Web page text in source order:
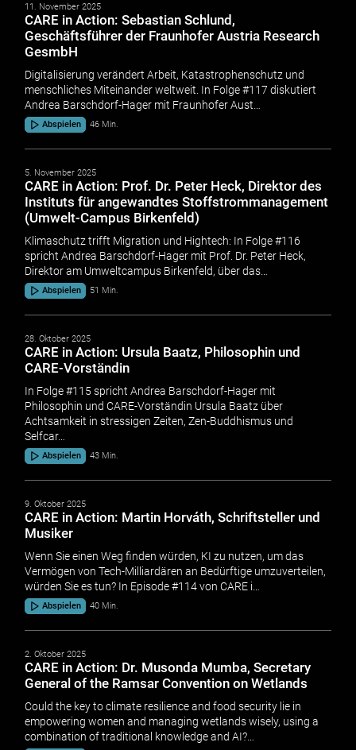
11. November 2025
CARE in Action: Sebastian Schlund,
Geschäftsführer der Fraunhofer Austria Research
GesmbH
Digitalisierung verändert Arbeit, Katastrophenschutz und
menschliches Miteinander weltweit. In Folge #117 diskutiert
Andrea Barschdorf-Hager mit Fraunhofer Aust…
Abspielen 46 Min.
5. November 2025
CARE in Action: Prof. Dr. Peter Heck, Direktor des
Instituts für angewandtes Stoffstrommanagement
(Umwelt-Campus Birkenfeld)
Klimaschutz trifft Migration und Hightech: In Folge #116
spricht Andrea Barschdorf-Hager mit Prof. Dr. Peter Heck,
Direktor am Umweltcampus Birkenfeld, über das…
Abspielen 51 Min.
28. Oktober 2025
CARE in Action: Ursula Baatz, Philosophin und
CARE-Vorständin
In Folge #115 spricht Andrea Barschdorf-Hager mit
Philosophin und CARE-Vorständin Ursula Baatz über
Achtsamkeit in stressigen Zeiten, Zen-Buddhismus und
Selfcar…
Abspielen 43 Min.
9. Oktober 2025
CARE in Action: Martin Horváth, Schriftsteller und
Musiker
Wenn Sie einen Weg finden würden, KI zu nutzen, um das
Vermögen von Tech-Milliardären an Bedürftige umzuverteilen,
würden Sie es tun? In Episode #114 von CARE i…
Abspielen 40 Min.
2. Oktober 2025
CARE in Action: Dr. Musonda Mumba, Secretary
General of the Ramsar Convention on Wetlands
Could the key to climate resilience and food security lie in
empowering women and managing wetlands wisely, using a
combination of traditional knowledge and AI?…